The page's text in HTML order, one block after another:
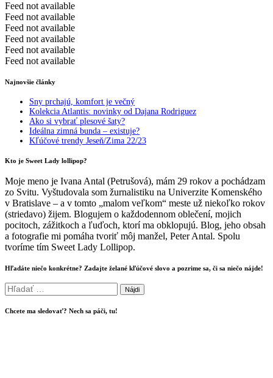
Feed not available
Feed not available
Feed not available
Feed not available
Feed not available
Feed not available
Najnovšie články
Sny prchajú, komfort je večný
Kolekcia Atlantis: novinky od Dajana Rodriguez
Ako si vybrať plesové šaty?
Ideálna zimná bunda – existuje?
Kľúčové trendy Jeseň/Zima 22/23
Kto je Sweet Lady lollipop?
Moje meno je Ivana Antal (Petrušová), mám 29 rokov a pochádzam
zo Svitu. Vyštudovala som žurnalistiku na Univerzite Komenského
v Bratislave – a v tomto „malom veľkom“ meste už niekoľko rokov
(striedavo) žijem. Blogujem o každodennom oblečení, mojich
pocitoch, zážitkoch a ľuďoch, ktorí ma obklopujú. Blog, jeho obsah
a fotografie mi pomáha tvoriť môj manžel, Peter Antal. Spolu
tvoríme tím Sweet Lady Lollipop.
Hľadáte niečo konkrétne? Zadajte želané kľúčové slovo a pozrime sa, či sa niečo nájde!
Hľadať:
Chcete ma sledovať? Nech sa páči, tu!